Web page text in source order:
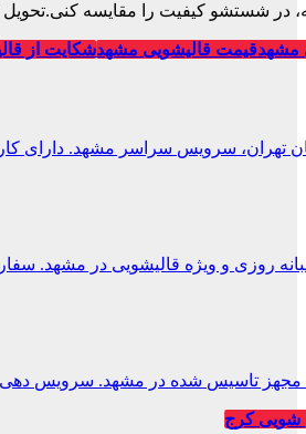
کیفیت را مقایسه کنی.تحویل 48 ساعته فرش.
مشهدقیمت قالیشویی مشهدشکایت از
تهران، سرویس سراسر مشهد. دارای
ویژه قالیشویی در مشهد. سفارش آنلاین با
مجهز تاسیس شده در مشهد. سرویس
شویی کرج